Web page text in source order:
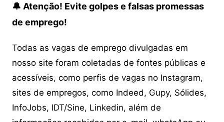
🔔 Atenção! Evite golpes e falsas promessas
de emprego!
Todas as vagas de emprego divulgadas em
nosso site foram coletadas de fontes públicas e
acessíveis, como perfis de vagas no Instagram,
sites de empregos, como Indeed, Gupy, Sólides,
InfoJobs, IDT/Sine, Linkedin, além de